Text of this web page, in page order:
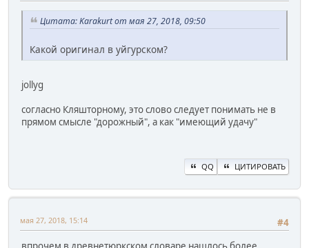
Цитата: Karakurt от мая 27, 2018, 09:50
Какой оригинал в уйгурском?
jollyg
согласно Кляшторному, это слово следует понимать не в
прямом смысле "дорожный", а как "имеющий удачу"
QQ ЦИТИРОВАТЬ
#4
мая 27, 2018, 15:14